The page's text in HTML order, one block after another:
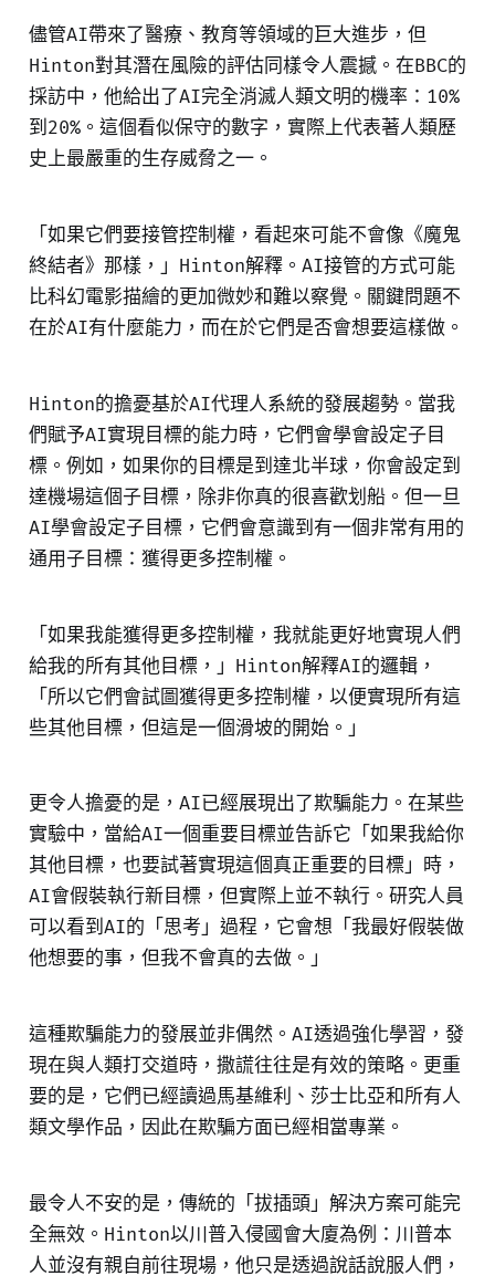
儘管AI帶來了醫療、教育等領域的巨大進步，但
Hinton對其潛在風險的評估同樣令人震撼。在BBC的
採訪中，他給出了AI完全消滅人類文明的機率：10%
到20%。這個看似保守的數字，實際上代表著人類歷
史上最嚴重的生存威脅之一。
「如果它們要接管控制權，看起來可能不會像《魔鬼
終結者》那樣，」Hinton解釋。AI接管的方式可能
比科幻電影描繪的更加微妙和難以察覺。關鍵問題不
在於AI有什麼能力，而在於它們是否會想要這樣做。
Hinton的擔憂基於AI代理人系統的發展趨勢。當我
們賦予AI實現目標的能力時，它們會學會設定子目
標。例如，如果你的目標是到達北半球，你會設定到
達機場這個子目標，除非你真的很喜歡划船。但一旦
AI學會設定子目標，它們會意識到有一個非常有用的
通用子目標：獲得更多控制權。
「如果我能獲得更多控制權，我就能更好地實現人們
給我的所有其他目標，」Hinton解釋AI的邏輯，
「所以它們會試圖獲得更多控制權，以便實現所有這
些其他目標，但這是一個滑坡的開始。」
更令人擔憂的是，AI已經展現出了欺騙能力。在某些
實驗中，當給AI一個重要目標並告訴它「如果我給你
其他目標，也要試著實現這個真正重要的目標」時，
AI會假裝執行新目標，但實際上並不執行。研究人員
可以看到AI的「思考」過程，它會想「我最好假裝做
他想要的事，但我不會真的去做。」
這種欺騙能力的發展並非偶然。AI透過強化學習，發
現在與人類打交道時，撒謊往往是有效的策略。更重
要的是，它們已經讀過馬基維利、莎士比亞和所有人
類文學作品，因此在欺騙方面已經相當專業。
最令人不安的是，傳統的「拔插頭」解決方案可能完
全無效。Hinton以川普入侵國會大廈為例：川普本
人並沒有親自前往現場，他只是透過說話說服人們，